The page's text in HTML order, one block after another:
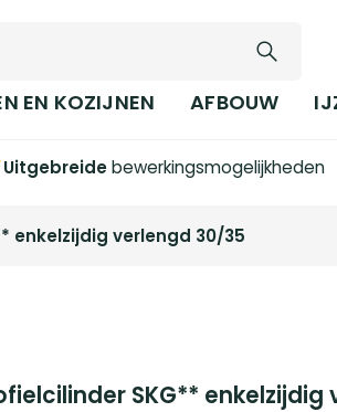
EN KOZIJNEN AFBOUW
Uitgebreidebewerkingsmogelijkheden
enkelzijdig verlengd 30/35
SKG**